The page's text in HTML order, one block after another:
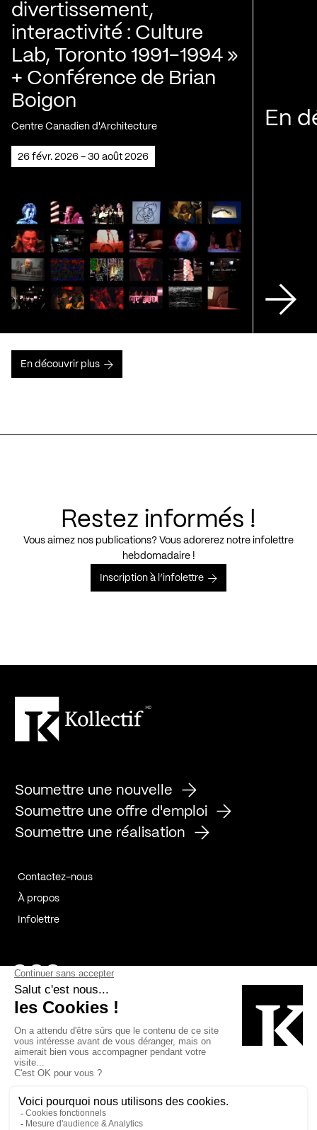
divertissement,
interactivité : Culture
Lab, Toronto 1991-1994 »
+ Conférence de Brian
Boigon
Centre Canadien d'Architecture
26 févr. 2026 - 30 août 2026
En
En découvrir plus
Restez informés !
Vous aimez nos publications? Vous adorerez notre infolettre
hebdomadaire !
Inscription à l’infolettre
Soumettre une nouvelle
Soumettre une offre d'emploi
Soumettre une réalisation
Contactez-nous
À propos
Infolettre
Page Facebook de Kollectif
Page Instagram de Kollectif
Page Linkedin de Kollectif
Bâtiment-Durable-Québec-1
Esquisses-1IRAC-1
MP-1 v2com-1